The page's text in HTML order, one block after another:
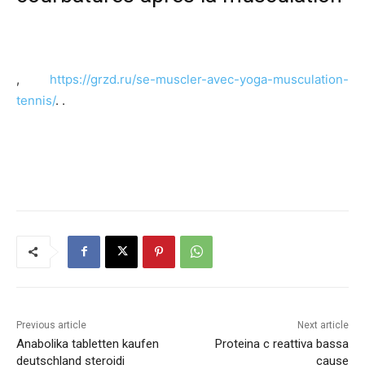
, https://grzd.ru/se-muscler-avec-yoga-musculation-
tennis/. .
Previous article
Anabolika tabletten kaufen
deutschland steroidi
Next article
Proteina c reattiva bassa
cause